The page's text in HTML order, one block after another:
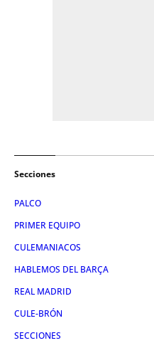
Secciones
PALCO
PRIMER EQUIPO
CULEMANIACOS
HABLEMOS DEL BARÇA
REAL MADRID
CULE-BRÓN
SECCIONES